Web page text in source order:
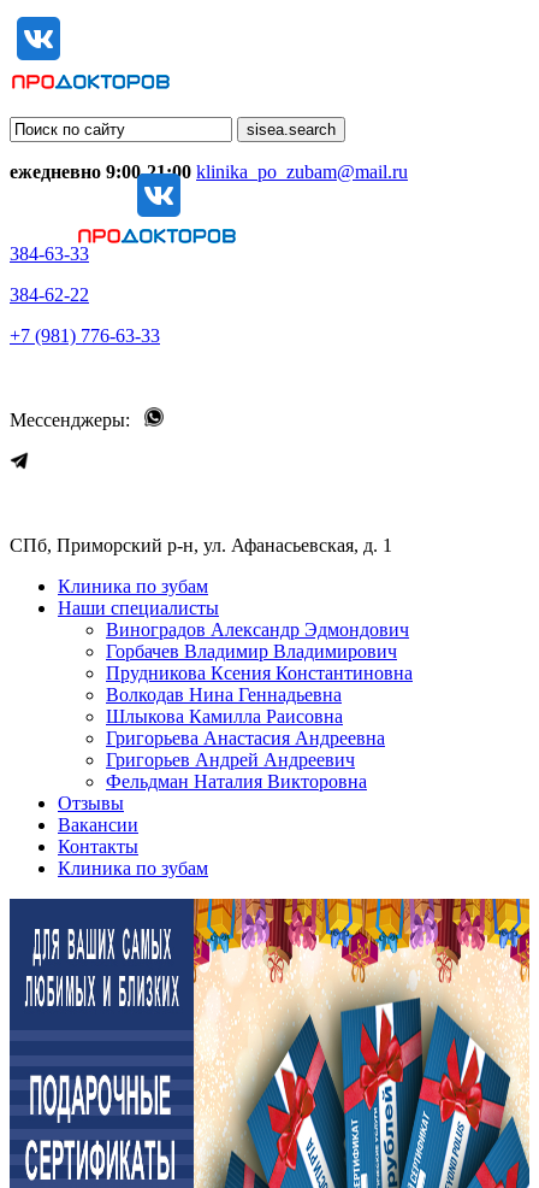
ежедневно 9:00-21:00 klinika_po_zubam@mail.ru
384-63-33
384-62-22
+7 (981) 776-63-33
Мессенджеры:
СПб, Приморский р-н, ул. Афанасьевская, д. 1
Клиника по зубам
Наши специалисты
Виноградов Александр Эдмондович
Горбачев Владимир Владимирович
Прудникова Ксения Константиновна
Волкодав Нина Геннадьевна
Шлыкова Камилла Раисовна
Григорьева Анастасия Андреевна
Григорьев Андрей Андреевич
Фельдман Наталия Викторовна
Отзывы
Вакансии
Контакты
Клиника по зубам